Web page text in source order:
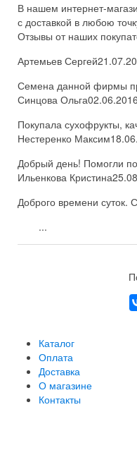
В нашем интернет-
с доставкой в любою
Отзывы от наших
Артемьев Сергей
Семена данной фирмы
Синцова Ольга02.06.2016
Покупала сухофрукты,
Нестеренко Максим
Добрый день! Помогли
Ильенкова Кристина
Доброго времени суток.
...
Каталог
Оплата
Доставка
О магазине
Контакты